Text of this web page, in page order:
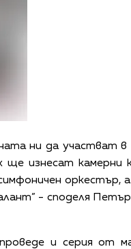
ни да участват в
ще изнесат
оркестър,
- споделя
и серия от